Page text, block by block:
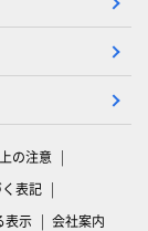
の注意
表記
表示 会社案内